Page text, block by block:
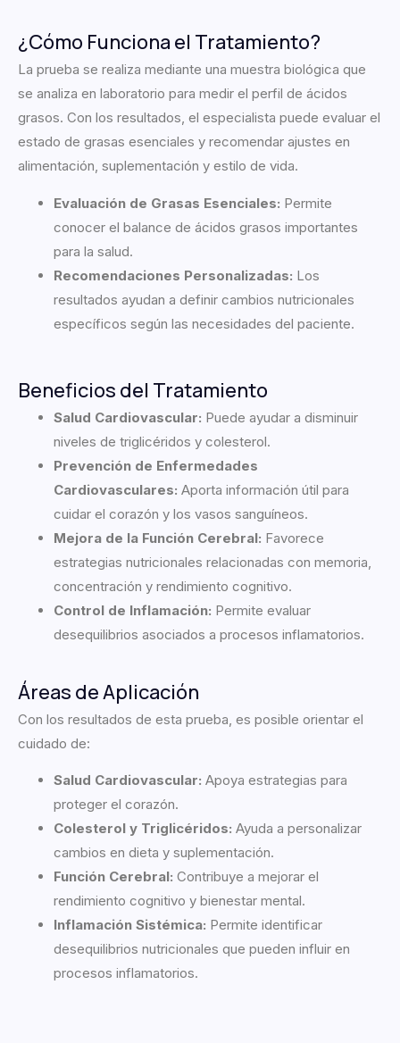
¿Cómo Funciona el Tratamiento?
La prueba se realiza mediante una muestra biológica que
se analiza en laboratorio para medir el perfil de ácidos
grasos. Con los resultados, el especialista puede evaluar el
estado de grasas esenciales y recomendar ajustes en
alimentación, suplementación y estilo de vida.
Evaluación de Grasas Esenciales: Permite
conocer el balance de ácidos grasos importantes
para la salud.
Recomendaciones Personalizadas: Los
resultados ayudan a definir cambios nutricionales
específicos según las necesidades del paciente.
Beneficios del Tratamiento
Salud Cardiovascular: Puede ayudar a disminuir
niveles de triglicéridos y colesterol.
Prevención de Enfermedades
Cardiovasculares: Aporta información útil para
cuidar el corazón y los vasos sanguíneos.
Mejora de la Función Cerebral: Favorece
estrategias nutricionales relacionadas con memoria,
concentración y rendimiento cognitivo.
Control de Inflamación: Permite evaluar
desequilibrios asociados a procesos inflamatorios.
Áreas de Aplicación
Con los resultados de esta prueba, es posible orientar el
cuidado de:
Salud Cardiovascular: Apoya estrategias para
proteger el corazón.
Colesterol y Triglicéridos: Ayuda a personalizar
cambios en dieta y suplementación.
Función Cerebral: Contribuye a mejorar el
rendimiento cognitivo y bienestar mental.
Inflamación Sistémica: Permite identificar
desequilibrios nutricionales que pueden influir en
procesos inflamatorios.